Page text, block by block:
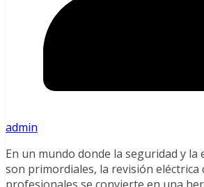
admin
En un mundo donde la seguridad y la
son primordiales, la revisión